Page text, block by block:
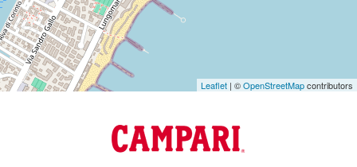
Leaflet | ©OpenStreetMapcontributors